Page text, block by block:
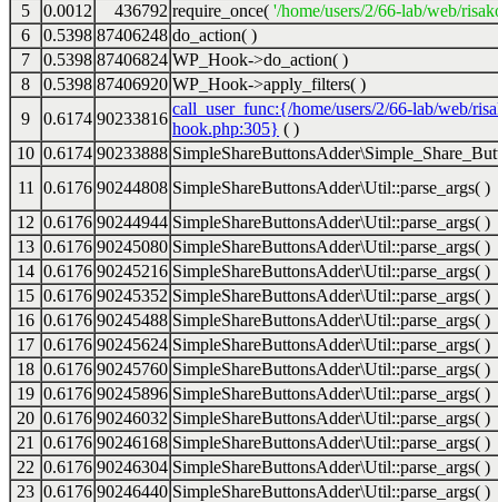
5
0.0012 436792 require_once( '/home/users/2/66-lab/web/
6
0.5398 87406248 do_action( )
7
0.5398 87406824 WP_Hook->do_action( )
8
0.5398 87406920 WP_Hook->apply_filters( )
9
0.6174 90233816
call_user_func:{/home/users/2/66-lab/web/
hook.php:305} ( )
10 0.6174 90233888
11
0.6176 90244808 SimpleShareButtonsAdder\Util::parse_args( )
12 0.6176 90244944 SimpleShareButtonsAdder\Util::parse_args( )
13 0.6176 90245080 SimpleShareButtonsAdder\Util::parse_args( )
14 0.6176 90245216 SimpleShareButtonsAdder\Util::parse_args( )
15 0.6176 90245352 SimpleShareButtonsAdder\Util::parse_args( )
16 0.6176 90245488 SimpleShareButtonsAdder\Util::parse_args( )
17 0.6176 90245624 SimpleShareButtonsAdder\Util::parse_args( )
18 0.6176 90245760 SimpleShareButtonsAdder\Util::parse_args( )
19 0.6176 90245896 SimpleShareButtonsAdder\Util::parse_args( )
20 0.6176 90246032 SimpleShareButtonsAdder\Util::parse_args( )
21
0.6176 90246168 SimpleShareButtonsAdder\Util::parse_args( )
22 0.6176 90246304 SimpleShareButtonsAdder\Util::parse_args( )
23 0.6176 90246440 SimpleShareButtonsAdder\Util::parse_args( )